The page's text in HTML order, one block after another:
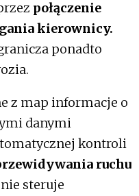
połączenie
kierownicy.
ponadto
z map informacje o
danymi
kontroli
ruchu
steruje